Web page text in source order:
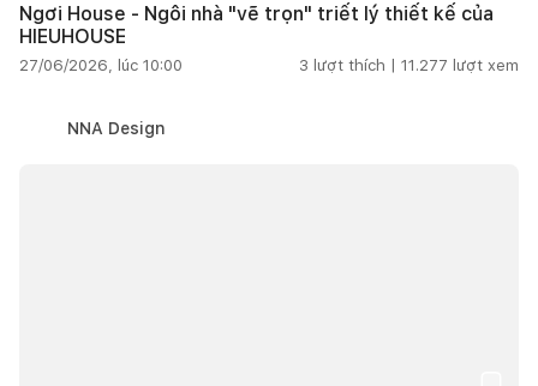
Ngơi House - Ngôi nhà "vẽ trọn" triết lý thiết kế của
HIEUHOUSE
27/06/2026, lúc 10:00 3 lượt thích | 11.277 lượt xem
NNA Design